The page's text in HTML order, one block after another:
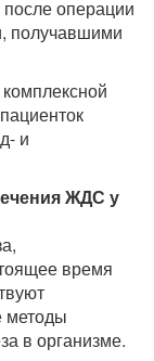
операции
получавшими
и
ЖДС у
время
методы
в организме.